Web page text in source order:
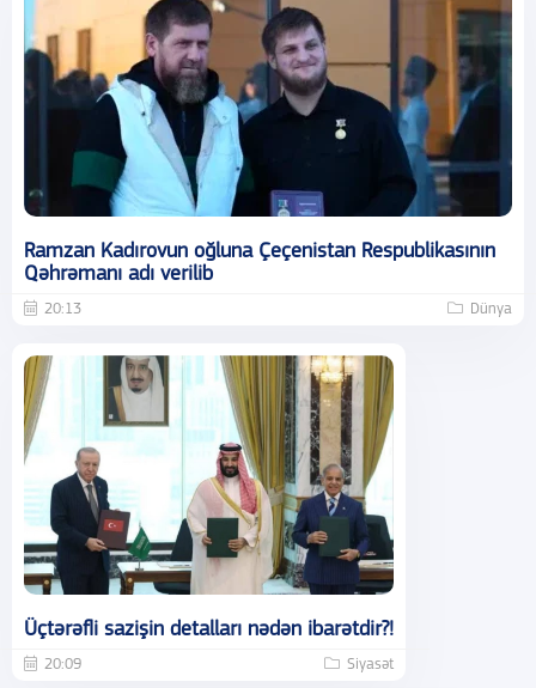
Ramzan Kadırovun oğluna Çeçenistan Respublikasının
Qəhrəmanı adı verilib
20:13 Dünya
Üçtərəfli sazişin detalları nədən ibarətdir?!
20:09 Siyasət